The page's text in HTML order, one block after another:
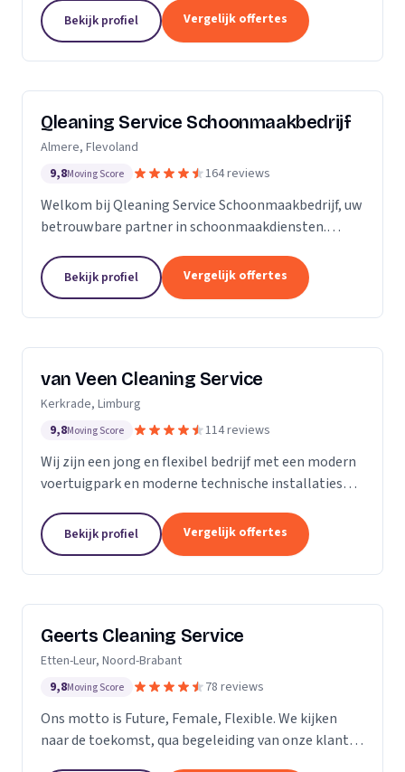
zijn Stel op Sprong gestart om mensen te helpen
en...
Bekijk profiel Vergelijk offertes
Qleaning Service Schoonmaakbedrijf
Almere, Flevoland
9,8Moving Score 164 reviews
Welkom bij Qleaning Service Schoonmaakbedrijf, uw
betrouwbare partner in schoonmaakdiensten.
ernaar om de standaard in schoonmaakexpertise
te...
Bekijk profiel Vergelijk offertes
van Veen Cleaning Service
Kerkrade, Limburg
9,8Moving Score 114 reviews
Wij zijn een jong en flexibel bedrijf met een modern
voertuigpark en moderne technische installaties
zowel voor Particulier als zakelijke klanten....
Bekijk profiel Vergelijk offertes
Geerts Cleaning Service
Etten-Leur, Noord-Brabant
9,8Moving Score 78 reviews
Ons motto is Future, Female, Flexible. We kijken
naar de toekomst, qua begeleiding van onze klanten